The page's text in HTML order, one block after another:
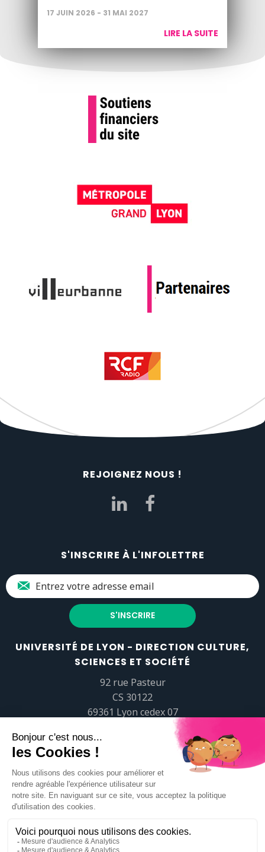
17 JUIN 2026 - 31 MAI 2027
LIRE LA SUITE
REJOIGNEZ NOUS !
S'INSCRIRE À L'INFOLETTRE
UNIVERSITÉ DE LYON - DIRECTION CULTURE,
SCIENCES ET SOCIÉTÉ
92 rue Pasteur
CS 30122
69361 Lyon cedex 07
popsciences@universite-lyon.fr
Tél.+33 (0)4 37 37 82 01
https://www.youtube.com/embed/Qm-prNOXepo